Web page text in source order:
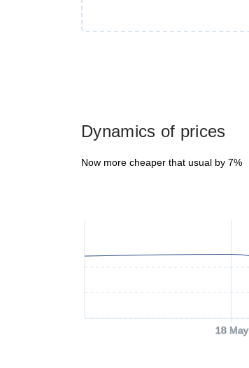
Dynamics of prices
Now more cheaper that usual by 7%
18 May